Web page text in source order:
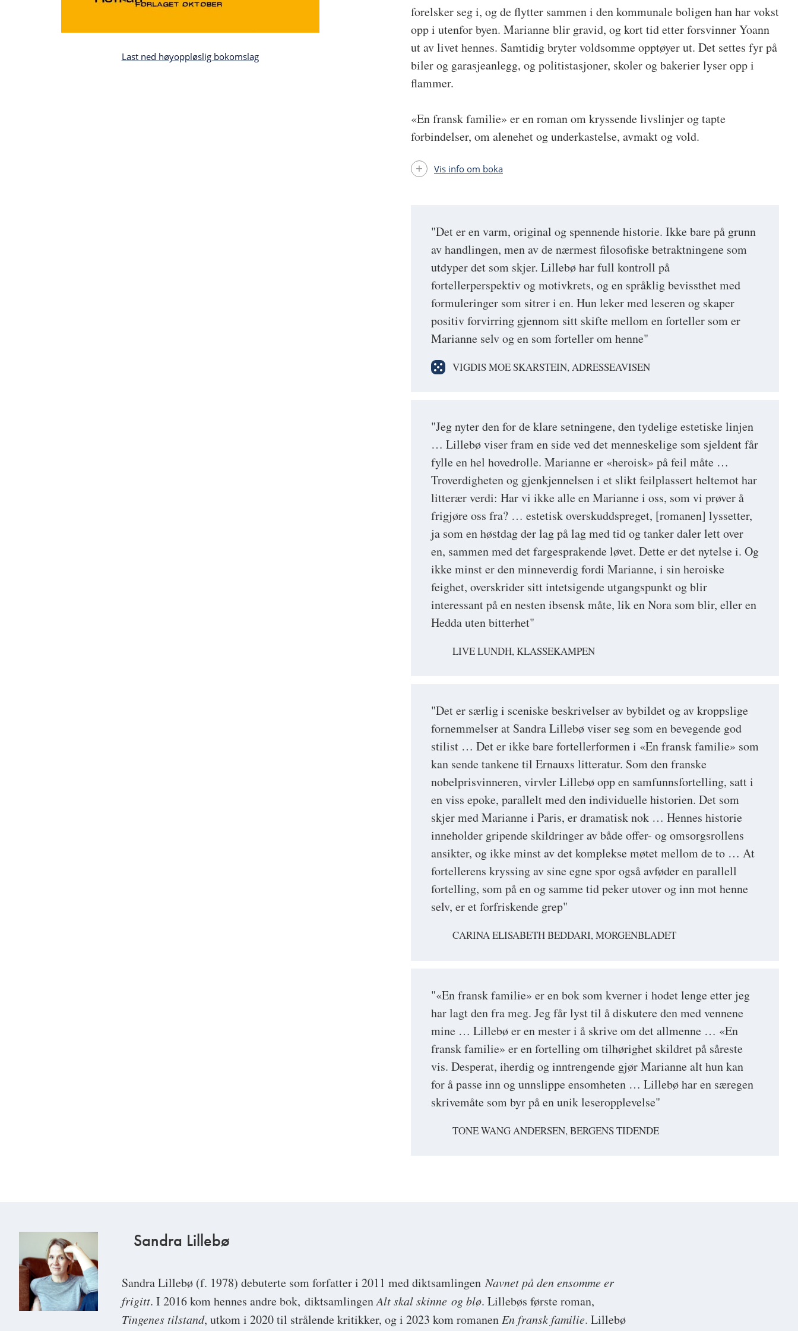
Last ned høyoppløslig bokomslag
"Det er en varm, original og spennende historie. Ikke bare på grunn
av handlingen, men av de nærmest filosofiske betraktningene som
utdyper det som skjer. Lillebø har full kontroll på
fortellerperspektiv og motivkrets, og en språklig bevissthet med
formuleringer som sitrer i en. Hun leker med leseren og skaper
positiv forvirring gjennom sitt skifte mellom en forteller som er
Marianne selv og en som forteller om henne"
VIGDIS MOE SKARSTEIN, ADRESSEAVISEN
"Jeg nyter den for de klare setningene, den tydelige estetiske linjen
… Lillebø viser fram en side ved det menneskelige som sjeldent får
fylle en hel hovedrolle. Marianne er «heroisk» på feil måte …
Troverdigheten og gjenkjennelsen i et slikt feilplassert heltemot har
litterær verdi: Har vi ikke alle en Marianne i oss, som vi prøver å
frigjøre oss fra? … estetisk overskuddspreget, [romanen] lyssetter,
ja som en høstdag der lag på lag med tid og tanker daler lett over
en, sammen med det fargesprakende løvet. Dette er det nytelse i. Og
ikke minst er den minneverdig fordi Marianne, i sin heroiske
feighet, overskrider sitt intetsigende utgangspunkt og blir
interessant på en nesten ibsensk måte, lik en Nora som blir, eller en
Hedda uten bitterhet"
LIVE LUNDH, KLASSEKAMPEN
"Det er særlig i sceniske beskrivelser av bybildet og av kroppslige
fornemmelser at Sandra Lillebø viser seg som en bevegende god
stilist … Det er ikke bare fortellerformen i «En fransk familie» som
kan sende tankene til Ernauxs litteratur. Som den franske
nobelprisvinneren, virvler Lillebø opp en samfunnsfortelling, satt i
en viss epoke, parallelt med den individuelle historien. Det som
skjer med Marianne i Paris, er dramatisk nok … Hennes historie
inneholder gripende skildringer av både offer- og omsorgsrollens
ansikter, og ikke minst av det komplekse møtet mellom de to … At
fortellerens kryssing av sine egne spor også avføder en parallell
fortelling, som på en og samme tid peker utover og inn mot henne
selv, er et forfriskende grep"
CARINA ELISABETH BEDDARI, MORGENBLADET
"«En fransk familie» er en bok som kverner i hodet lenge etter jeg
har lagt den fra meg. Jeg får lyst til å diskutere den med vennene
mine … Lillebø er en mester i å skrive om det allmenne … «En
fransk familie» er en fortelling om tilhørighet skildret på såreste
vis. Desperat, iherdig og inntrengende gjør Marianne alt hun kan
for å passe inn og unnslippe ensomheten … Lillebø har en særegen
skrivemåte som byr på en unik leseropplevelse"
TONE WANG ANDERSEN, BERGENS TIDENDE
forelsker seg i, og de flytter sammen i den kommunale boligen han har vokst
opp i utenfor byen. Marianne blir gravid, og kort tid etter forsvinner Yoann
ut av livet hennes. Samtidig bryter voldsomme opptøyer ut. Det settes fyr på
biler og garasjeanlegg, og politistasjoner, skoler og bakerier lyser opp i
flammer.
«En fransk familie» er en roman om kryssende livslinjer og tapte
forbindelser, om alenehet og underkastelse, avmakt og vold.
Vis info om boka
Sandra Lillebø
Sandra Lillebø (f. 1978) debuterte som forfatter i 2011 med diktsamlingenNavnet på den ensomme er
frigitt. I 2016 kom hennes andre bok, diktsamlingenAlt skal skinne og blø. Lillebøs første roman,
Tingenes tilstand, utkom i 2020 til strålende kritikker, og i 2023 kom romanen En fransk familie. Lillebø